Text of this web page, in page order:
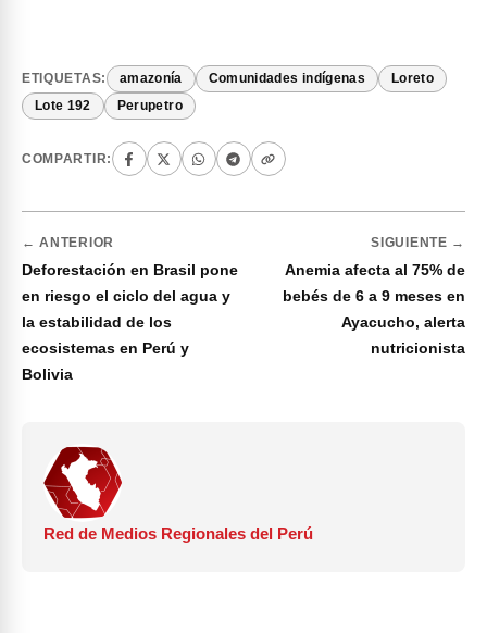
ETIQUETAS: amazonía Comunidades indígenas Loreto
Lote 192 Perupetro
COMPARTIR:
← ANTERIOR
Deforestación en Brasil pone
en riesgo el ciclo del agua y
la estabilidad de los
ecosistemas en Perú y
Bolivia
SIGUIENTE →
Anemia afecta al 75% de
bebés de 6 a 9 meses en
Ayacucho, alerta
nutricionista
Red de Medios Regionales del Perú